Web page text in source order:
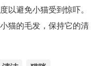
以避免小猫受到惊吓。
猫的毛发，保持它的清